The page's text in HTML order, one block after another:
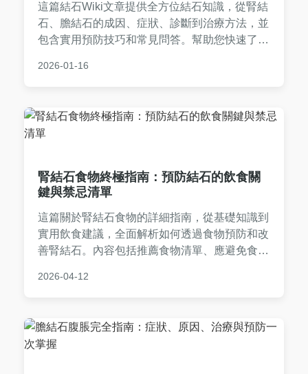
這篇結石Wiki文章提供全方位結石知識，從腎結
石、膽結石的成因、症狀、診斷到治療方法，並
包含實用預防技巧和常見問答。幫助您快速了解
享，避免AI生成痕跡。
2026-01-16
腎結石食物終極指南：預防結石的飲食關
鍵與禁忌清單
這篇關於腎結石食物的詳細指南，從基礎知識到
實用飲食建議，全面解析如何透過食物預防和改
善腎結石。內容包括推薦食物清單、應避免食
助你遠離結石困擾。適合有腎結石風險或已患病
2026-04-12